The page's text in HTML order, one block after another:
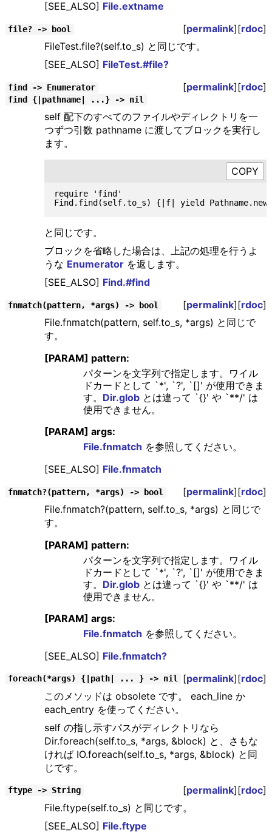
[SEE_ALSO] File.extname
file? -> bool [permalink][rdoc]
FileTest.file?(self.to_s) と同じです。
[SEE_ALSO] FileTest.#file?
find -> Enumerator [permalink][rdoc]
find {|pathname| ...} -> nil
self 配下のすべてのファイルやディレクトリを一
つずつ引数 pathname に渡してブロックを実行し
ます。
require 'find'
と同じです。
ブロックを省略した場合は、上記の処理を行うよ
うな Enumeratorを返します。
[SEE_ALSO] Find.#find
fnmatch(pattern, *args) -> bool [permalink][rdoc]
File.fnmatch(pattern, self.to_s, *args) と同じで
す。
[PARAM] pattern:
パターンを文字列で指定します。ワイル
ドカードとして `*', `?', `[]' が使用できま
す。 Dir.globとは違って `{}' や `**/' は
使用できません。
[PARAM] args:
File.fnmatch を参照してください。
[SEE_ALSO] File.fnmatch
fnmatch?(pattern, *args) -> bool [permalink][rdoc]
File.fnmatch?(pattern, self.to_s, *args) と同じで
す。
[PARAM] pattern:
パターンを文字列で指定します。ワイル
ドカードとして `*', `?', `[]' が使用できま
す。 Dir.globとは違って `{}' や `**/' は
使用できません。
[PARAM] args:
File.fnmatch を参照してください。
[SEE_ALSO] File.fnmatch?
foreach(*args) {|path| ... } -> nil [permalink][rdoc]
このメソッドは obsolete です。 each_line か
each_entry を使ってください。
self の指し示すパスがディレクトリなら
Dir.foreach(self.to_s, *args, &block) と、さもな
ければ IO.foreach(self.to_s, *args, &block) と同
じです。
ftype -> String [permalink][rdoc]
File.ftype(self.to_s) と同じです。
[SEE_ALSO] File.ftype